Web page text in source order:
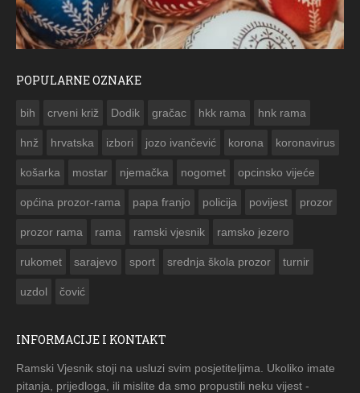
POPULARNE OZNAKE
bih crveni križ Dodik gračac hkk rama hnk rama
hnž hrvatska izbori jozo ivančević korona koronavirus
košarka mostar njemačka nogomet opcinsko vijeće
općina prozor-rama papa franjo policija povijest prozor
prozor rama rama ramski vjesnik ramsko jezero
rukomet sarajevo sport srednja škola prozor turnir
uzdol čović
INFORMACIJE I KONTAKT
Ramski Vjesnik stoji na usluzi svim posjetiteljima. Ukoliko imate
pitanja, prijedloga, ili mislite da smo propustili neku vijest -